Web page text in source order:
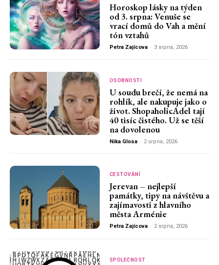
Horoskop lásky na týden
od 3. srpna: Venuše se
vrací domů do Vah a mění
tón vztahů
Petra Zajícova - 3 srpna, 2026
OSOBNOSTI
U soudu brečí, že nemá na
rohlík, ale nakupuje jako o
život. ShopaholicAdel tají
40 tisíc čistého. Už se těší
na dovolenou
Nika Glosa - 2 srpna, 2026
CESTOVÁNÍ
Jerevan – nejlepší
památky, tipy na návštěvu a
zajímavosti z hlavního
města Arménie
Petra Zajícova - 2 srpna, 2026
SPOLEČNOST